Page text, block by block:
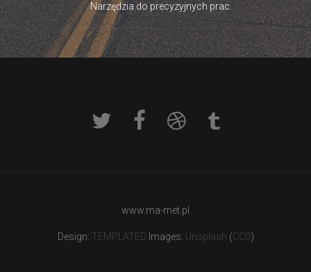
Narzędzia do precyzyjnych prac.
www.ma-met.pl
Design: TEMPLATED Images: Unsplash (CC0)